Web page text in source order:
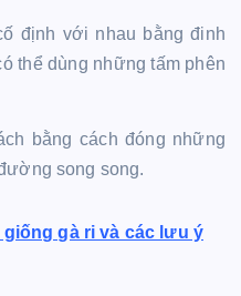
định với nhau bằng đinh
thể dùng những tấm phên
bằng cách đóng những
song song.
giống gà ri và các lưu ý